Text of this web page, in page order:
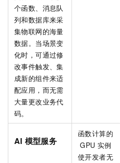
个函数、消息队
列和数据库来采
集物联网的海量
数据。当场景变
化时，可通过修
改事件触发、集
成新的组件来适
配应用，而无需
大量更改业务代
码。
AI 模型服务
函数计算的
GPU 实例
使开发者无